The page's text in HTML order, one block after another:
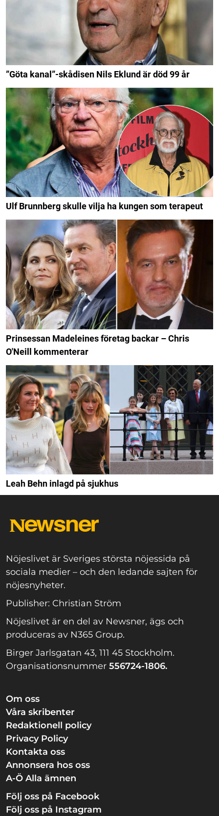
”Göta kanal”-skådisen Nils Eklund är död 99 år
Ulf Brunnberg skulle vilja ha kungen som terapeut
Prinsessan Madeleines företag backar – Chris
O'Neill kommenterar
Leah Behn inlagd på sjukhus
Nöjeslivet är Sveriges största nöjessida på
sociala medier – och den ledande sajten för
nöjesnyheter.
Publisher: Christian Ström
Nöjeslivet är en del av Newsner, ägs och
produceras av N365 Group.
Birger Jarlsgatan 43, 111 45 Stockholm.
Organisationsnummer 556724-1806.
Om oss
Våra skribenter
Redaktionell policy
Privacy Policy
Kontakta oss
Annonsera hos oss
A-Ö Alla ämnen
Följ oss på Facebook
Följ oss på Instagram